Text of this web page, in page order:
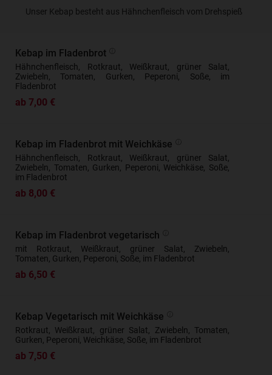
Unser Kebap besteht aus Hähnchenfleisch vom Drehspieß
Kebap im Fladenbrot
Hähnchenfleisch, Rotkraut, Weißkraut, grüner Salat,
Zwiebeln, Tomaten, Gurken, Peperoni, Soße, im
Fladenbrot
ab 7,00 €
Kebap im Fladenbrot mit Weichkäse
Hähnchenfleisch, Rotkraut, Weißkraut, grüner Salat,
Zwiebeln, Tomaten, Gurken, Peperoni, Weichkäse, Soße,
im Fladenbrot
ab 8,00 €
Kebap im Fladenbrot vegetarisch
mit Rotkraut, Weißkraut, grüner Salat, Zwiebeln,
Tomaten, Gurken, Peperoni, Soße, im Fladenbrot
ab 6,50 €
Kebap Vegetarisch mit Weichkäse
Rotkraut, Weißkraut, grüner Salat, Zwiebeln, Tomaten,
Gurken, Peperoni, Weichkäse, Soße, im Fladenbrot
ab 7,50 €